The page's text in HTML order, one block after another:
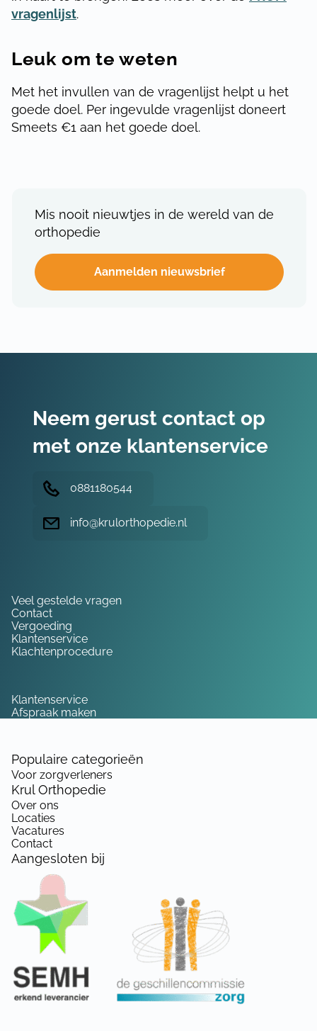
vragenlijst.
Leuk om te weten
Met het invullen van de vragenlijst helpt u het
goede doel. Per ingevulde vragenlijst doneert
Smeets €1 aan het goede doel.
Mis nooit nieuwtjes in de wereld van de
orthopedie
Aanmelden nieuwsbrief
Neem gerust contact op
met onze klantenservice
0881180544
info@krulorthopedie.nl
Veel gestelde vragen
Contact
Vergoeding
Klantenservice
Klachtenprocedure
Klantenservice
Afspraak maken
Populaire categorieën
Voor zorgverleners
Krul Orthopedie
Over ons
Locaties
Vacatures
Contact
Aangesloten bij